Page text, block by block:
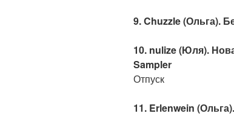
9. Chuzzle (Ольга).
10. nulize (Юля).
Sampler
Отпуск
11. Erlenwein